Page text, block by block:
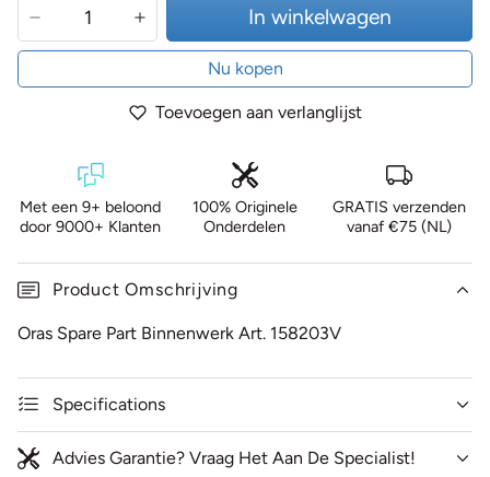
In winkelwagen
Nu kopen
Toevoegen aan verlanglijst
Met een 9+ beloond
door 9000+ Klanten
100% Originele
Onderdelen
GRATIS verzenden
vanaf €75 (NL)
Product Omschrijving
Oras Spare Part Binnenwerk Art. 158203V
Specifications
Advies Garantie? Vraag Het Aan De Specialist!